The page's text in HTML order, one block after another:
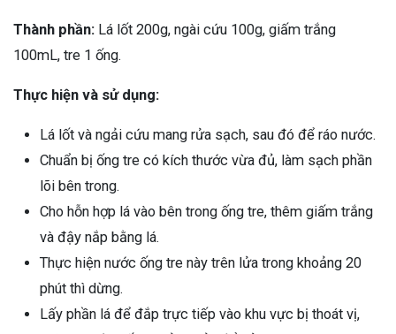
Thành phần: Lá lốt 200g, ngài cứu 100g, giấm trắng
100mL, tre 1 ống.
Thực hiện và sử dụng:
Lá lốt và ngải cứu mang rửa sạch, sau đó để ráo nước.
Chuẩn bị ống tre có kích thước vừa đủ, làm sạch phần
lõi bên trong.
Cho hỗn hợp lá vào bên trong ống tre, thêm giấm trắng
và đậy nắp bằng lá.
Thực hiện nước ống tre này trên lửa trong khoảng 20
phút thì dừng.
Lấy phần lá để đắp trực tiếp vào khu vực bị thoát vị,